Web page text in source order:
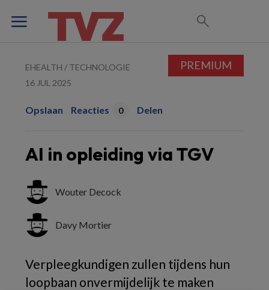
EHEALTH / TECHNOLOGIE
16 JUL 2025
Opslaan Reacties 0 Delen
AI in opleiding via TGV
Wouter Decock
Davy Mortier
Verpleegkundigen zullen tijdens hun
loopbaan onvermijdelijk te maken
PREMIUM